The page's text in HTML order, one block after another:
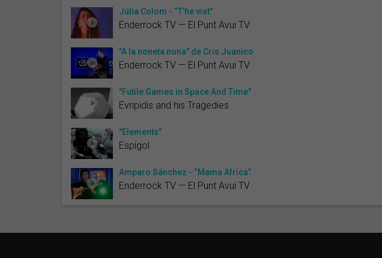
Júlia Colom - “T’he vist”
Enderrock TV — El Punt Avui TV
"A la noneta nona" de Cris Juanico
Enderrock TV — El Punt Avui TV
"Futile Games in Space And Time"
Evripidis and his Tragedies
"Elements"
Espígol
Amparo Sánchez - “Mama Africa”
Enderrock TV — El Punt Avui TV